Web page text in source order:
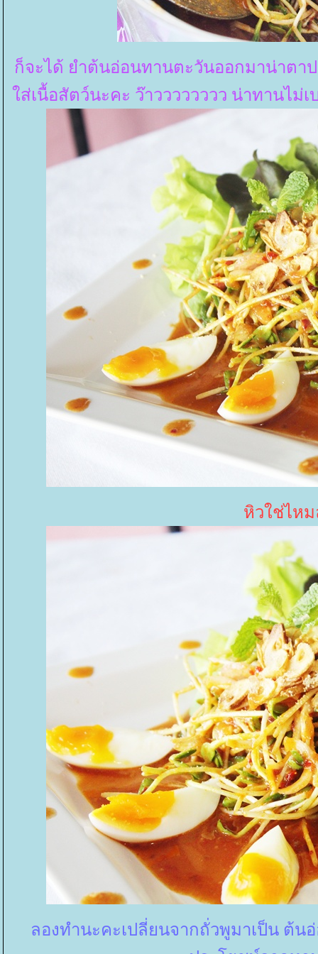
ก็จะได้ ยำต้นอ่อนทานตะวันออกมาน่าตา
ส่เนื้อสัตว์นะคะ ว๊าวววววววว น่าทานไม่เ
หิวใช่ไห
ลองทำนะคะเปลี่ยนจากถั่วพูมาเป็น ต้